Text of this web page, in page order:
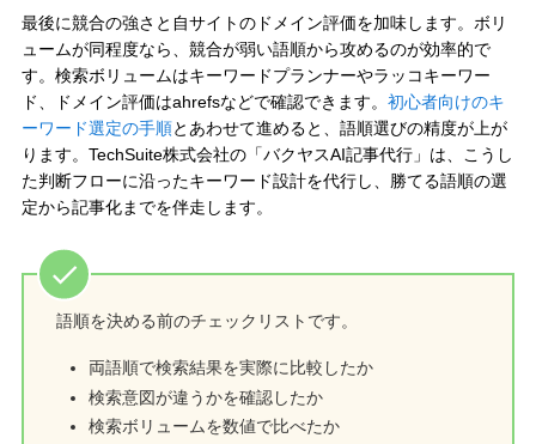
最後に競合の強さと自サイトのドメイン評価を加味します。ボリ
ュームが同程度なら、競合が弱い語順から攻めるのが効率的で
す。検索ボリュームはキーワードプランナーやラッコキーワー
ド、ドメイン評価はahrefsなどで確認できます。 初心者向けのキ
ーワード選定の手順とあわせて進めると、語順選びの精度が上が
ります。TechSuite株式会社の「バクヤスAI記事代行」は、こうし
た判断フローに沿ったキーワード設計を代行し、勝てる語順の選
定から記事化までを伴走します。
語順を決める前のチェックリストです。
両語順で検索結果を実際に比較したか
検索意図が違うかを確認したか
検索ボリュームを数値で比べたか